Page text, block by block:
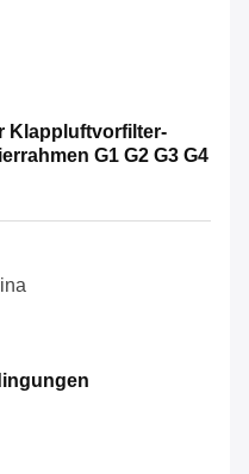
Klappluftvorfilter-
G1 G2 G3 G4